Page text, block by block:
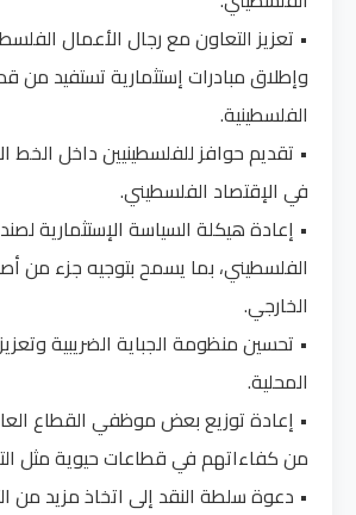
• تعزيز التعاون مع رجال الأعمال
وإطلاق مبادرات إستثمارية تستفيد من
الفلسطينية.
• تقديم حوافز للفلسطينيين داخل الخط
في الإقتصاد الفلسطيني.
• إعادة هيكلة السياسة الإستثمارية
الفلسطيني، بما يسمح بتوجيه جزء من
الخارجي.
• تحسين منظومة الجباية الضريبية وتعزيز
المحلية.
• إعادة توزيع بعض موظفي القطاع
من كفاءاتهم في قطاعات حيوية مثل
• دعوة سلطة النقد إلى اتخاذ مزيد من